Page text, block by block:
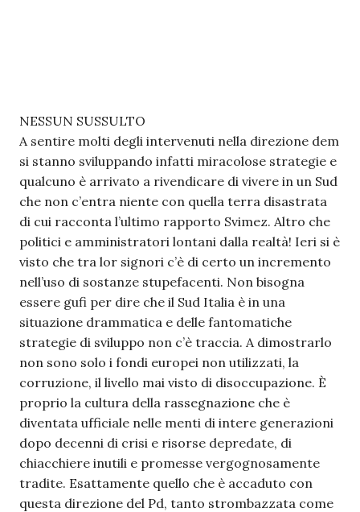
NESSUN SUSSULTO
A sentire molti degli intervenuti nella direzione dem
si stanno sviluppando infatti miracolose strategie e
qualcuno è arrivato a rivendicare di vivere in un Sud
che non c’entra niente con quella terra disastrata
di cui racconta l’ultimo rapporto Svimez. Altro che
politici e amministratori lontani dalla realtà! Ieri si è
visto che tra lor signori c’è di certo un incremento
nell’uso di sostanze stupefacenti. Non bisogna
essere gufi per dire che il Sud Italia è in una
situazione drammatica e delle fantomatiche
strategie di sviluppo non c’è traccia. A dimostrarlo
non sono solo i fondi europei non utilizzati, la
corruzione, il livello mai visto di disoccupazione. È
proprio la cultura della rassegnazione che è
diventata ufficiale nelle menti di intere generazioni
dopo decenni di crisi e risorse depredate, di
chiacchiere inutili e promesse vergognosamente
tradite. Esattamente quello che è accaduto con
questa direzione del Pd, tanto strombazzata come